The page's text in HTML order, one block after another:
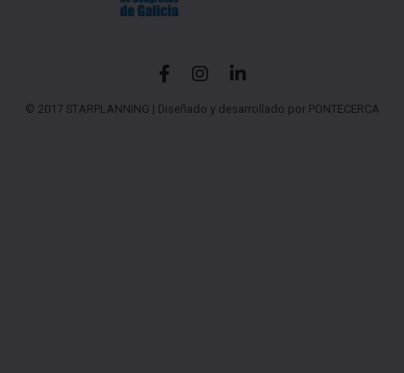
© 2017 STARPLANNING | Diseñado y desarrollado por PONTECERCA